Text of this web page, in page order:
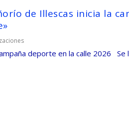
de Illescas inicia la
deporte en la calle 2026 Se